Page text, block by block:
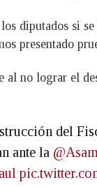
diputados si
presentado
al no lograr el
del
ante la